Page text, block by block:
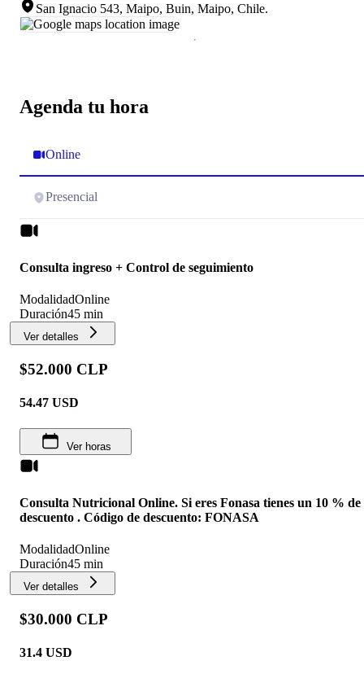
Agenda tu hora
Online
Presencial
Consulta ingreso + Control de seguimiento
ModalidadOnline
Duración45 min
Ver detalles
$52.000 CLP
54.47 USD
Ver horas
Consulta Nutricional Online. Si eres Fonasa tienes un 10 % de
descuento . Código de descuento: FONASA
ModalidadOnline
Duración45 min
Ver detalles
$30.000 CLP
31.4 USD
San Ignacio 543, Maipo, Buin, Maipo, Chile.